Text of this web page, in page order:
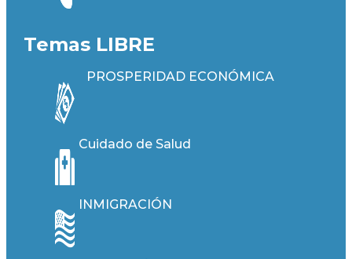
Temas LIBRE
PROSPERIDAD ECONÓMICA
Cuidado de Salud
INMIGRACIÓN